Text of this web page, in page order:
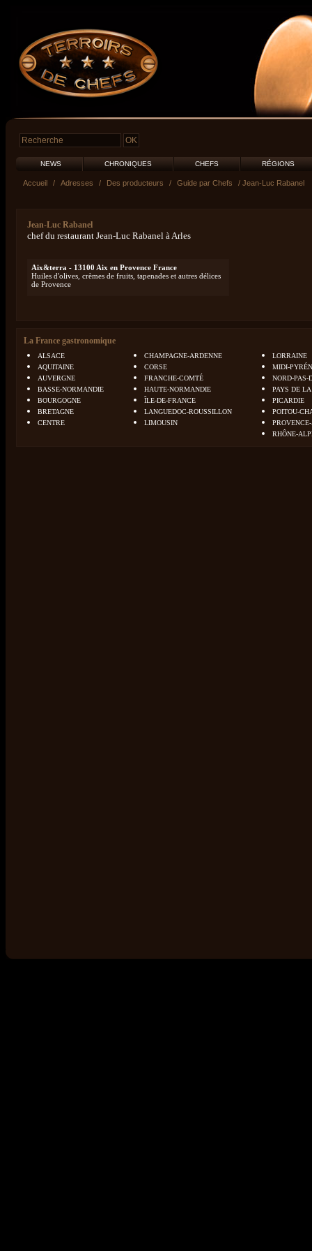
NEWS CHRONIQUES CHEFS RÉGIONS
Accueil / Adresses / Des producteurs / Guide par Chefs / Jean-Luc Rabanel
Jean-Luc Rabanel
chef du restaurant Jean-Luc Rabanel à Arles
Aix&terra - 13100 Aix en Provence France
Huiles d'olives, crèmes de fruits, tapenades et autres délices
de Provence
La France gastronomique
ALSACE
AQUITAINE
AUVERGNE
BASSE-NORMANDIE
BOURGOGNE
BRETAGNE
CENTRE
CHAMPAGNE-ARDENNE
CORSE
FRANCHE-COMTÉ
HAUTE-NORMANDIE
ÎLE-DE-FRANCE
LANGUEDOC-ROUSSILLON
LIMOUSIN
LORRAINE
MIDI-
NORD-PAS-
PAYS DE
PICARDIE
POITOU-
RHÔNE-